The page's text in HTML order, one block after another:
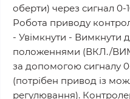
оберти) через сигнал 0-
Робота приводу
- Увімкнути - Вимкнути
положеннями (ВКЛ./
за допомогою сигналу
(потрібен привод із
регулювання).